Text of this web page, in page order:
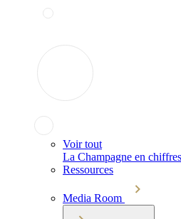
Voir tout
La Champagne en chiffres
Ressources
Media Room